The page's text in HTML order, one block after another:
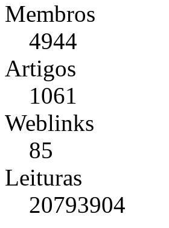
Membros
4944
Artigos
1061
Weblinks
85
Leituras
20793904